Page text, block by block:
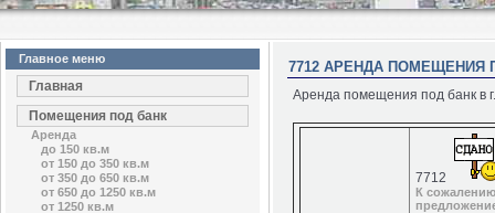
Главное меню
Главная
Помещения под банк
Аренда
до 150 кв.м
от 150 до 350 кв.м
от 350 до 650 кв.м
от 650 до 1250 кв.м
от 1250 кв.м
7712 АРЕНДА ПОМЕЩЕНИЯ
Аренда помещения под банк в
7712
К